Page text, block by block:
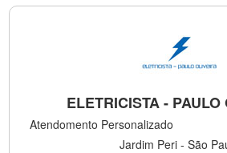
ELETRICISTA -
Atendomento Personalizado
Jardim Peri - São